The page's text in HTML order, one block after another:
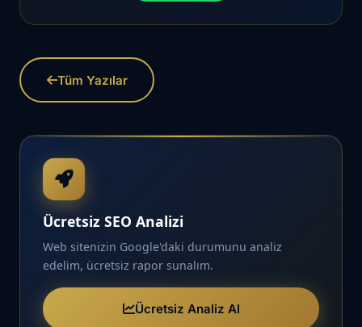
Tüm Yazılar
Ücretsiz SEO Analizi
Web sitenizin Google'daki durumunu analiz
edelim, ücretsiz rapor sunalım.
Ücretsiz Analiz Al